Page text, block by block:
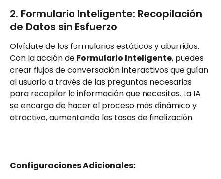
2. Formulario Inteligente: Recopilación
de Datos sin Esfuerzo
Olvídate de los formularios estáticos y aburridos.
Con la acción de Formulario Inteligente, puedes
crear flujos de conversación interactivos que guían
al usuario a través de las preguntas necesarias
para recopilar la información que necesitas. La IA
se encarga de hacer el proceso más dinámico y
atractivo, aumentando las tasas de finalización.
Configuraciones Adicionales: